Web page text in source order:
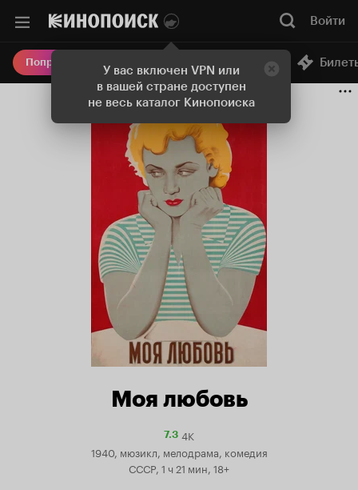
У вас включен VPN или
в вашей стране доступен
не весь каталог Кинопоиска
Войти
Попробовать Плюс Онлайн-кинотеатр
Моя любовь
7.3Рейтинг
4K
1940, мюзикл, мелодрама, комедия
СССР, 1 ч 21 мин, 18+